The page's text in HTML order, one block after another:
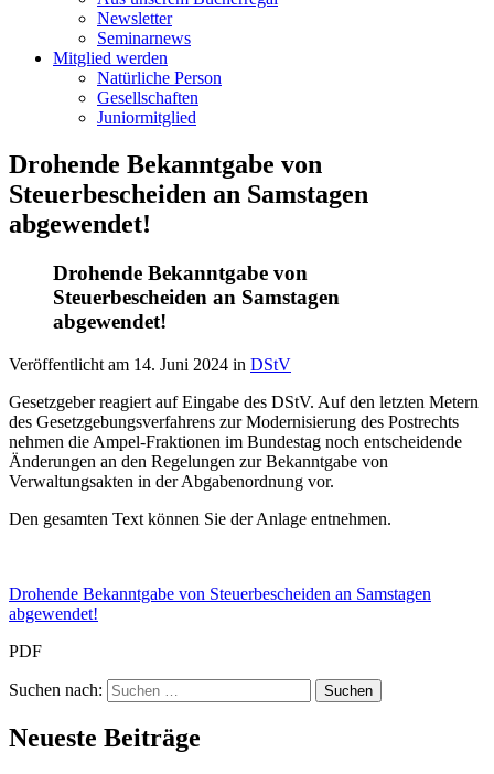
Newsletter
Seminarnews
Mitglied werden
Natürliche Person
Gesellschaften
Juniormitglied
Drohende Bekanntgabe von
Steuerbescheiden an Samstagen
abgewendet!
Drohende Bekanntgabe von
Steuerbescheiden an Samstagen
abgewendet!
Veröffentlicht am 14. Juni 2024 in DStV
Gesetzgeber reagiert auf Eingabe des DStV. Auf den letzten Metern
des Gesetzgebungsverfahrens zur Modernisierung des Postrechts
nehmen die Ampel-Fraktionen im Bundestag noch entscheidende
Änderungen an den Regelungen zur Bekanntgabe von
Verwaltungsakten in der Abgabenordnung vor.
Den gesamten Text können Sie der Anlage entnehmen.
Drohende Bekanntgabe von Steuerbescheiden an Samstagen
abgewendet!
PDF
Suchen nach:
Neueste Beiträge